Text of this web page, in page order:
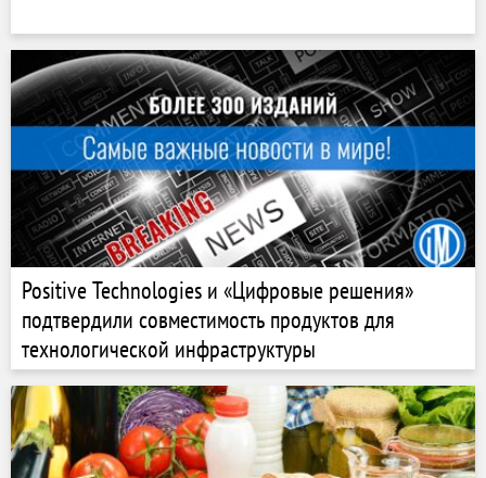
Positive Technologies и «Цифровые решения»
подтвердили совместимость продуктов для
технологической инфраструктуры